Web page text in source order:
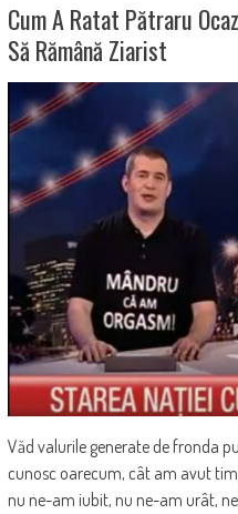
Cum A Ratat Pătraru
Să Rămână Ziarist
Văd valurile generate de fronda
cunosc oarecum, cât am avut
nu ne-am iubit, nu ne-am urât,